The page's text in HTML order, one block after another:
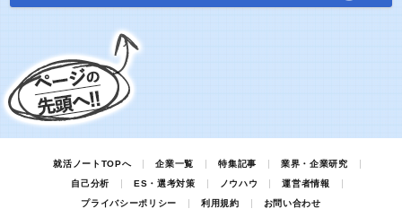
就活ノートTOPへ 企業一覧 特集記事
業界・企業研究
自己分析
ES・選考対策 ノウハウ
運営者情報
プライバシーポリシー
利用規約 お問い合わせ